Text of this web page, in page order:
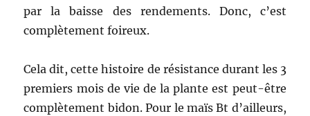
par la baisse des rendements. Donc, c’est
complètement foireux.
Cela dit, cette histoire de résistance durant les 3
premiers mois de vie de la plante est peut-être
complètement bidon. Pour le maïs Bt d’ailleurs,